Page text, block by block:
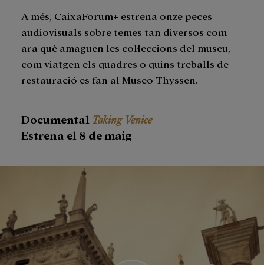
A més, CaixaForum+ estrena onze peces
audiovisuals sobre temes tan diversos com
ara què amaguen les col·leccions del museu,
com viatgen els quadres o quins treballs de
restauració es fan al Museo Thyssen.
Documental Taking Venice
Estrena el 8 de maig